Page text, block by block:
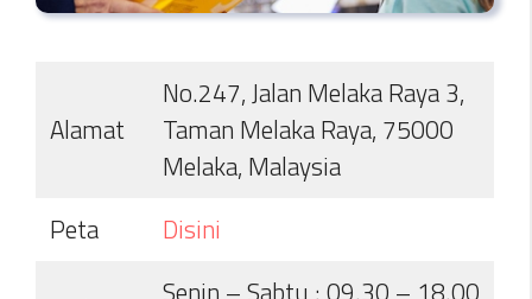
Alamat
No.247, Jalan Melaka Raya 3,
Taman Melaka Raya, 75000
Melaka, Malaysia
Peta
Disini